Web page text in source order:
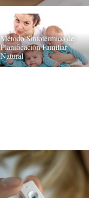
Método Sintotérmico de
Planificación Familiar
Natural